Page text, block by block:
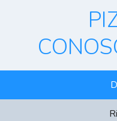
Attività commerciali
Soluzioni immobiliari
Contatti